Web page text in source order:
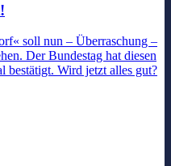
soll nun – Überraschung –
Der Bundestag hat diesen
bestätigt. Wird jetzt alles gut?